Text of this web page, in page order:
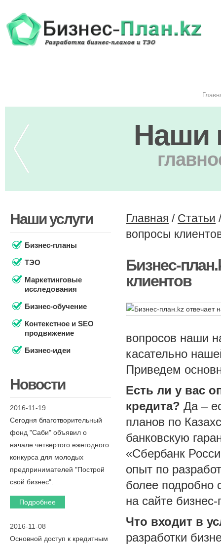
Наши
Наши услуги
Бизнес-планы
ТЭО
Маркетинговые
исследования
Бизнес-обучение
Контекстное и SEO
продвижение
Бизнес-идеи
Новости
2016-11-19
Сегодня благотворительный
фонд "Саби" объявил о
начале четвертого ежегодного
конкурса для молодых
предпринимателей "Построй
свой бизнес".
Подробнее
2016-11-08
Основной доступ к кредитным
Главная / Статьи
вопросы
Бизнес-
клиентов
вопросов наши
касательно
Приведем
Есть ли у вас
кредита? Да –
планов по
банковскую
«Сбербанк
опыт по
более подробно
на сайте
Что входит в
разработки